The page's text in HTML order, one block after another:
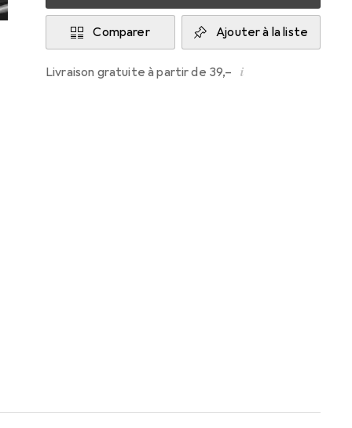
Comparer Ajouter à la liste
Livraison gratuite à partir de 39,– i